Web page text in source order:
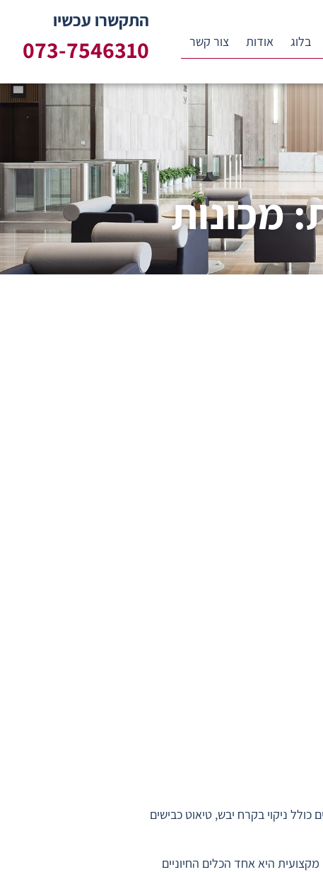
בלוג אודות צור קשר
התקשרו עכשיו
073-7546310
מכונות
ניקוי בקרח יבש, טיאוט כבישים
היא אחד הכלים החיוניים